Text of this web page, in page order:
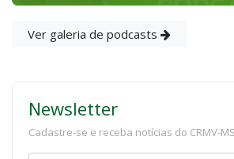
Ver galeria de podcasts
Newsletter
Cadastre-se e receba notícias do CRMV-MS